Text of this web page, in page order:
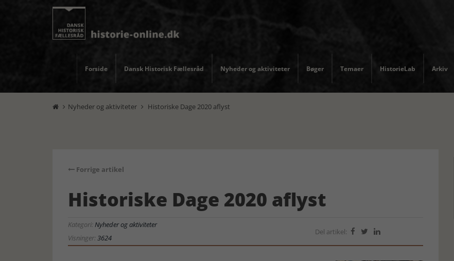
Forside Dansk Historisk Fællesråd Nyheder og aktiviteter Bøger Temaer HistorieLab Arkiv
 Nyheder og aktiviteter  Historiske Dage 2020 aflyst
Forrige artikel
Historiske Dage 2020 aflyst
Kategori:Nyheder og aktiviteter
Visninger:3624
Del artikel:   